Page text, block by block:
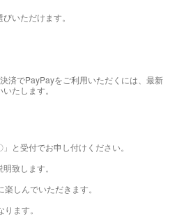
いただけます。
済でPayPayをご利用いただくには、最新
たします。
と受付でお申し付けください。
致します。
しんでいただきます。
ます。